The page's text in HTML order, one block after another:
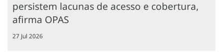
persistem lacunas de acesso e cobertura,
afirma OPAS
27 Jul 2026